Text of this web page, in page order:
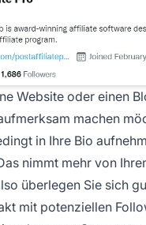
Website oder einen
machen
in Ihre Bio
nimmt mehr von
überlegen Sie sich
mit potenziellen